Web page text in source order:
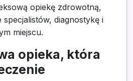
opiekę zdrowotną,
specjalistów, diagnostykę i
miejscu.
opieka, która